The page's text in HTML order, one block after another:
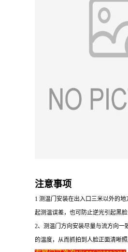
注意事项
1 测温门安装在出入口三米以外的
起测温误差，也可防止逆光引起黑
2、测温门方向安装尽量与流方向一
的温度，从而抓拍到人脸正面清晰照